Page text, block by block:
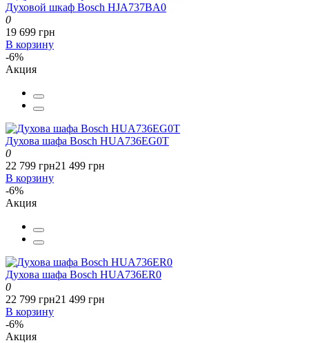
Духовой шкаф Bosch HJA737BA0
0
19 699 грн
В корзину
-6%
Акция
Духова шафа Bosch HUA736EG0T
0
22 799 грн21 499 грн
В корзину
-6%
Акция
Духова шафа Bosch HUA736ER0
0
22 799 грн21 499 грн
В корзину
-6%
Акция